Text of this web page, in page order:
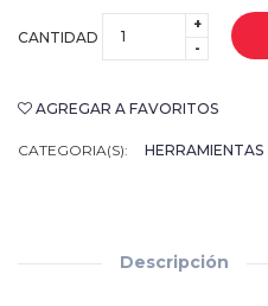
CANTIDAD
+
-
AGREGAR A FAVORITOS
CATEGORIA(S): HERRAMIENTAS
Descripción